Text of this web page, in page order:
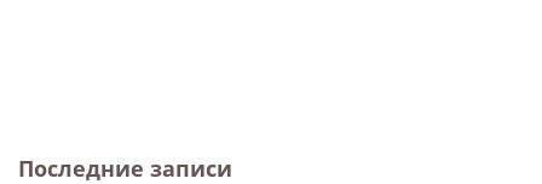
Последние записи